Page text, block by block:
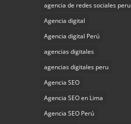
agencia de redes sociales peru
Agencia digital
Agencia digital Perú
agencias digitales
agencias digitales peru
Agencia SEO
Agencia SEO en Lima
Agencia SEO Perú